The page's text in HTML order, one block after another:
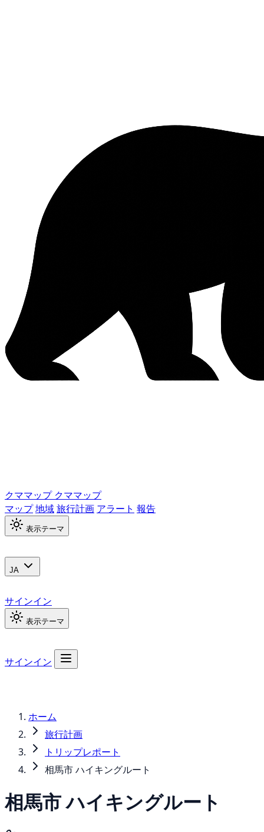
クママップ クママップ
マップ地域旅行計画 アラート 報告
表示テーマ
JA
サインイン
表示テーマ
サインイン
ホーム
旅行計画
トリップレポート
相馬市 ハイキングルート
相馬市 ハイキングルート